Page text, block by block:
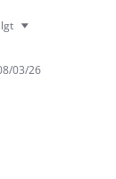
03/26